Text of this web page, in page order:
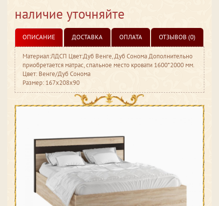
наличие уточняйте
ОПИСАНИЕ ДОСТАВКА ОПЛАТА ОТЗЫВОВ (0)
Материал:ЛДСП Цвет:Дуб Венге, Дуб Сонома Дополнительно
приобретается матрас, спальное место кровати 1600*2000 мм.
Цвет: Венге/Дуб Сонома
Размер: 167x208x90